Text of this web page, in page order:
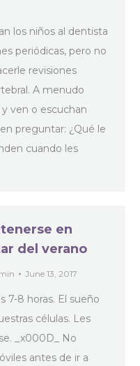
los niños al dentista
periódicas, pero no
revisiones
A menudo
ven o escuchan
preguntar: ¿Qué le
cuando les
en
del verano
June 13, 2017
7-8 horas. El sueño
células. Les
_x000D_ No
antes de ir a